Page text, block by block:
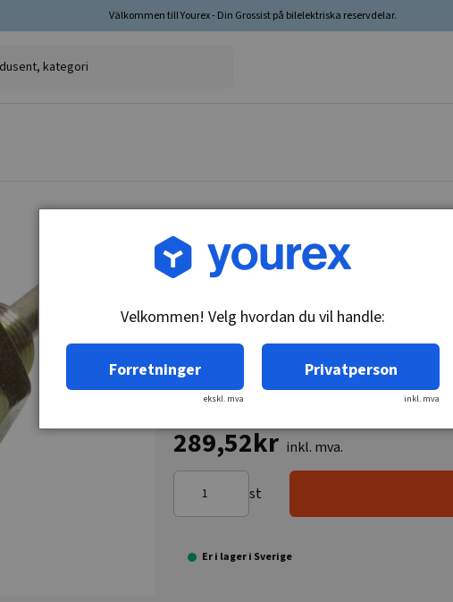
Välkommen till Yourex - Din Grossist på bilelektriska reservdelar.
Varenr.: 1860065
289,52kr inkl. mva.
st
Er i lager i Sverige
Velkommen! Velg hvordan du vil handle:
Forretninger
ekskl. mva
Privatperson
inkl. mva